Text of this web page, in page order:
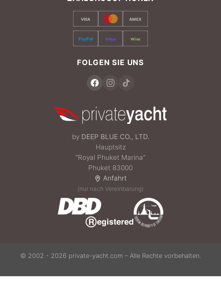
VISA AMEX
PayPal Stripe Wise
FOLGEN SIE UNS
by DEEP BLUE CO., LTD.
Hauptsitz
“Royal Phuket Marina”
Phuket 83000
Anfahrt
(nur nach Vereinbarung)
© 2002 - 2026 private-yacht.com – Alle Rechte vorbehalten.